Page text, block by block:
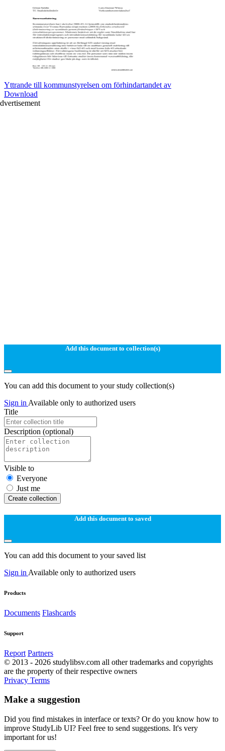
Yttrande till kommunstyrelsen om förhindartandet av
Download
Add this document to collection(s)
You can add this document to your study collection(s)
Sign in Available only to authorized users
Title
Description (optional)
Visible to
Everyone
Just me
Create collection
Add this document to saved
You can add this document to your saved list
Sign in Available only to authorized users
Products
Documents Flashcards
Support
Report Partners
© 2013 - 2026 studylibsv.com all other trademarks and copyrights
are the property of their respective owners
Privacy Terms
Make a suggestion
Did you find mistakes in interface or texts? Or do you know how to
improve StudyLib UI? Feel free to send suggestions. It's very
important for us!